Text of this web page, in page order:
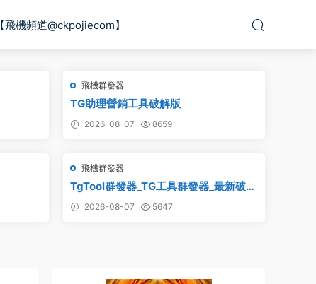
【飛機頻道@ckpojiecom】
飛機群發器
TG助理營銷工具破解版
2026-08-07 8659
飛機群發器
TgTool群發器_TG工具群發器_最新破解
版
2026-08-07 5647